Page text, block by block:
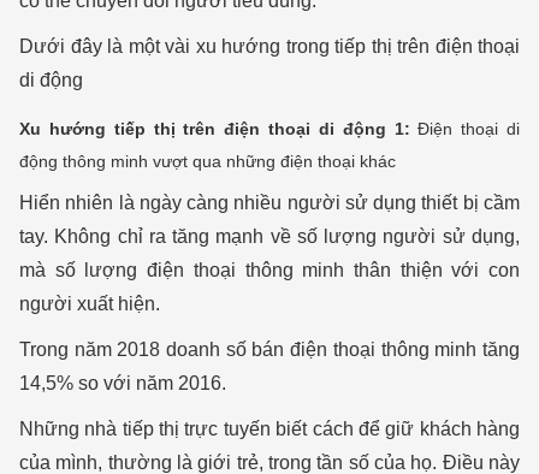
Dưới đây là một vài xu hướng trong tiếp thị trên điện thoại
di động
Xu hướng tiếp thị trên điện thoại di động 1: Điện thoại di
động thông minh vượt qua những điện thoại khác
Hiển nhiên là ngày càng nhiều người sử dụng thiết bị cầm
tay. Không chỉ ra tăng mạnh về số lượng người sử dụng,
mà số lượng điện thoại thông minh thân thiện với con
người xuất hiện.
Trong năm 2018 doanh số bán điện thoại thông minh tăng
14,5% so với năm 2016.
Những nhà tiếp thị trực tuyến biết cách để giữ khách hàng
của mình, thường là giới trẻ, trong tần số của họ. Điều này